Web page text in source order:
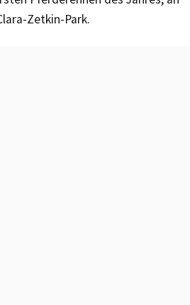
Zetkin-Park.